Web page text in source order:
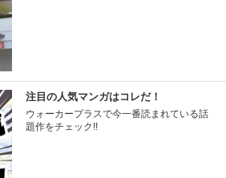
注目の人気マンガはコレだ！
ウォーカープラスで今一番読まれている話
題作をチェック!!